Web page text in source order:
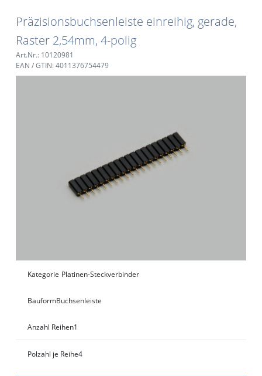
Präzisionsbuchsenleiste einreihig, gerade,
Raster 2,54mm, 4-polig
Art.Nr.: 10120981
EAN / GTIN: 4011376754479
Kategorie Platinen-Steckverbinder
BauformBuchsenleiste
Anzahl Reihen1
Polzahl je Reihe4